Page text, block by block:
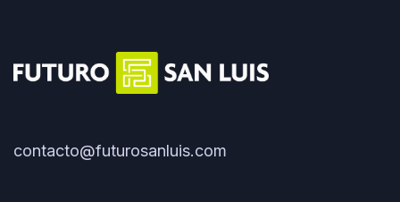
contacto@futurosanluis.com